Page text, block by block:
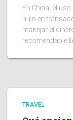
En China, el
nulo en
manejar el
recomendable
TRAVEL